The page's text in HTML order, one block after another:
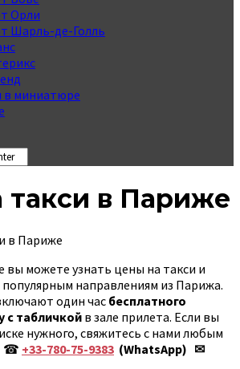
Орли
Шарль-де-Голль
в миниатюре
в Париже
в Париже
вы можете узнать цены на такси и
направлениям из Парижа.
один час бесплатного
с табличкой в зале прилета. Если вы
нужного, свяжитесь с нами любым
☎ +33-780-75-9383 (WhatsApp)‎ ✉